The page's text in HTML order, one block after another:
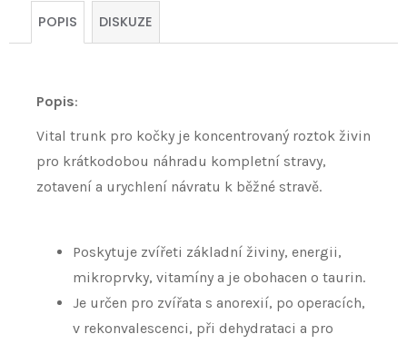
POPIS DISKUZE
Popis:
Vital trunk pro kočky je koncentrovaný roztok živin
pro krátkodobou náhradu kompletní stravy,
zotavení a urychlení návratu k běžné stravě.
Poskytuje zvířeti základní živiny, energii,
mikroprvky, vitamíny a je obohacen o taurin.
Je určen pro zvířata s anorexií, po operacích,
v rekonvalescenci, při dehydrataci a pro